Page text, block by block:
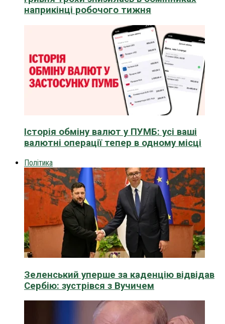
наприкінці робочого тижня
Історія обміну валют у ПУМБ: усі ваші
валютні операції тепер в одному місці
Політика
Зеленський уперше за каденцію відвідав
Сербію: зустрівся з Вучичем